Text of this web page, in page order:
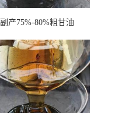
副产75%-80%粗甘油